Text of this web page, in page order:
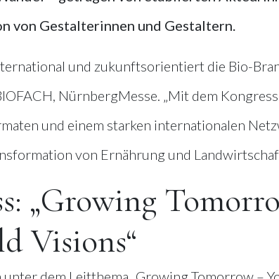
von Gestalterinnen und Gestaltern.
und zukunftsorientiert die Bio-
NürnbergMesse. „Mit dem
und einem starken internationalen
von Ernährung und
„Growing
Visions“